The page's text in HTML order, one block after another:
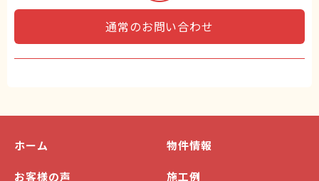
通常のお問い合わせ
ホーム 物件情報
お客様の声 施工例